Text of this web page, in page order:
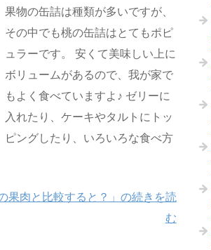
果物の缶詰は種類が多いですが、
その中でも桃の缶詰はとてもポピ
ュラーです。 安くて美味しい上に
ボリュームがあるので、我が家で
もよく食べていますよ♪ ゼリーに
入れたり、ケーキやタルトにトッ
ピングしたり、いろいろな食べ方
果肉と比較すると？」の続きを読
む